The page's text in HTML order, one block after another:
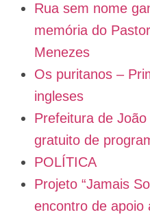
Rua sem nome
memória do
Menezes
Os puritanos –
ingleses
Prefeitura de
gratuito de
POLÍTICA
Projeto “Jamais
encontro de apoio